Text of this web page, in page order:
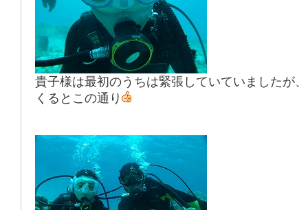
貴子様は最初のうちは緊張していていましたが
くるとこの通り